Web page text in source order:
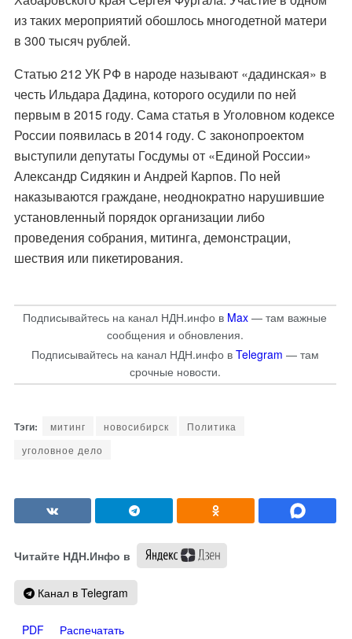
из таких мероприятий обошлось многодетной матери
в 300 тысяч рублей.
Статью 212 УК РФ в народе называют «дадинская» в
честь Ильдара Дадина, которого осудили по ней
первым в 2015 году. Сама статья в Уголовном кодексе
России появилась в 2014 году. С законопроектом
выступили депутаты Госдумы от «Единой России»
Александр Сидякин и Андрей Карпов. По ней
наказываются граждане, неоднократно нарушившие
установленный порядок организации либо
проведения собрания, митинга, демонстрации,
шествия или пикетирования.
Подписывайтесь на канал НДН.инфо в Max — там важные
сообщения и обновления.
Подписывайтесь на канал НДН.инфо в Telegram — там
срочные новости.
митинг новосибирск
Политика
уголовное дело
Читайте НДН.Инфо в
Канал в Telegram
PDF Распечатать